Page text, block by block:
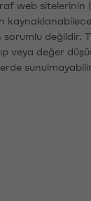
web sitelerinin
değildir.
veya değer